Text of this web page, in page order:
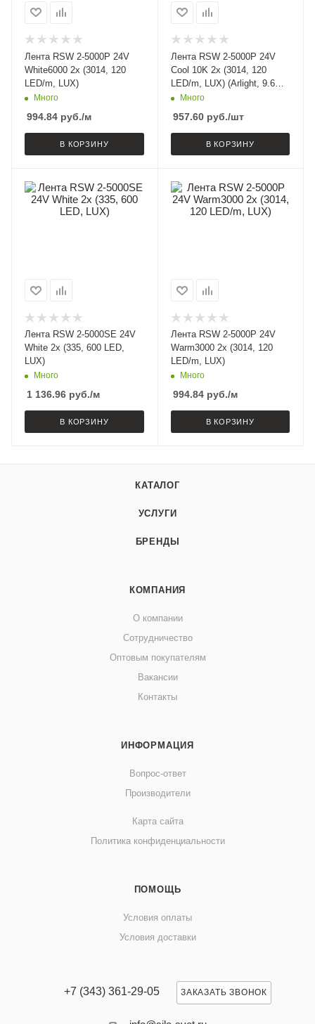
Лента RSW 2-5000P 24V
White6000 2x (3014, 120
LED/m, LUX)
Много
994.84 руб./м
В КОРЗИНУ
Лента RSW 2-5000P 24V
Cool 10K 2x (3014, 120
LED/m, LUX) (Arlight, 9.6
Вт/м, IP66)
Много
957.60руб./шт
В КОРЗИНУ
Лента RSW 2-5000SE 24V
White 2x (335, 600 LED,
LUX)
Много
1 136.96 руб./м
В КОРЗИНУ
Лента RSW 2-5000P 24V
Warm3000 2x (3014, 120
LED/m, LUX)
Много
994.84руб./м
В КОРЗИНУ
КАТАЛОГ
УСЛУГИ
БРЕНДЫ
КОМПАНИЯ
О компании
Сотрудничество
Оптовым покупателям
Вакансии
Контакты
ИНФОРМАЦИЯ
Вопрос-ответ
Производители
Карта сайта
Политика конфиденциальности
ПОМОЩЬ
Условия оплаты
Условия доставки
+7 (343) 361-29-05 ЗАКАЗАТЬ ЗВОНОК